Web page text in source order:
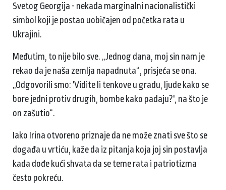
Svetog Georgija - nekada marginalni nacionalistički
simbol koji je postao uobičajen od početka rata u
Ukrajini.
Međutim, to nije bilo sve. „Jednog dana, moj sin nam je
rekao da je naša zemlja napadnuta“, prisjeća se ona.
„Odgovorili smo: 'Vidite li tenkove u gradu, ljude kako se
bore jedni protiv drugih, bombe kako padaju?', na što je
on zašutio“.
Iako Irina otvoreno priznaje da ne može znati sve što se
događa u vrtiću, kaže da iz pitanja koja joj sin postavlja
kada dođe kući shvata da se teme rata i patriotizma
često pokreću.